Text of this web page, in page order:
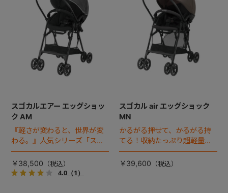
スゴカルエアー エッグショッ
ク AM
『軽さが変わると、世界が変
わる。』人気シリーズ「スゴ
カル」の超軽量モデル。
￥38,500
4.0（1）
スゴカル air エッグショック
MN
かるがる押せて、かるがる持
てる！収納たっぷり超軽量ベ
ビーカー。
￥39,600